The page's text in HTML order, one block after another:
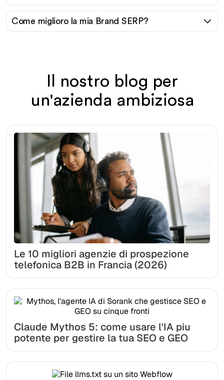
Come miglioro la mia Brand SERP?
Il nostro blog per
un'azienda ambiziosa
Le 10 migliori agenzie di prospezione
telefonica B2B in Francia (2026)
Claude Mythos 5: come usare l'IA piu
potente per gestire la tua SEO e GEO